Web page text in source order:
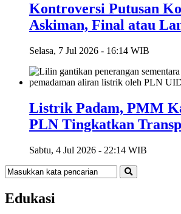
Kontroversi Putusan
Askiman, Final atau
Selasa, 7 Jul 2026 - 16:14 WIB
Listrik Padam, PMM
PLN Tingkatkan
Sabtu, 4 Jul 2026 - 22:14 WIB
Edukasi